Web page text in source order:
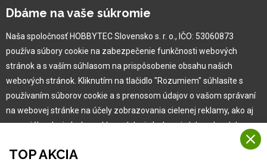
Kariéra
Pre zákazníka
Garancia najlepšej ceny
Užívateľský manuál
Obchodné podmienky
Zákazník & partner
Novinky
TOP AKCIA
Dbáme na vaše súkromie
Naša spoločnosť HOBBYTEC Slovensko s. r. o., IČO: 53060873
používa súbory cookie na zabezpečenie funkčnosti webových
stránok a s vaším súhlasom na prispôsobenie obsahu našich
webových stránok. Kliknutím na tlačidlo "Rozumiem" súhlasíte s
používaním súborov cookie a s prenosom údajov o vašom správaní
na webovej stránke na účely zobrazovania cielenej reklamy, ako aj
na sociálnych sieťach a reklamných sieťach na iných webových
Viac informácií